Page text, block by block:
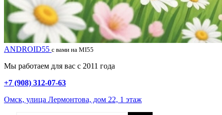
ANDROID55 с вами на MI55
Мы работаем для вас с 2011 года
+7 (908) 312-07-63
Омск, улица Лермонтова, дом 22, 1 этаж